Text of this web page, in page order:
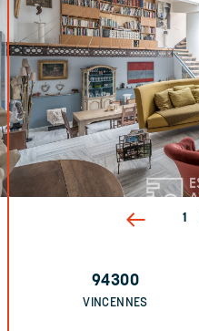
1
94300
VINCENNES